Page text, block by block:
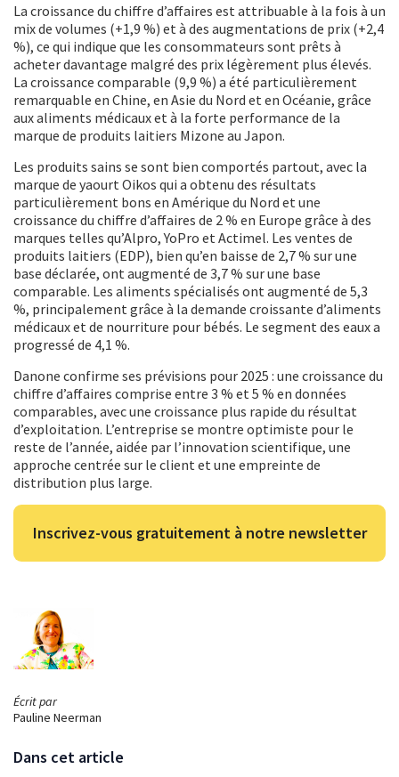
Écrit par
Pauline Neerman
Dans cet article
La croissance du chiffre d’affaires est attribuable à la fois à un
mix de volumes (+1,9 %) et à des augmentations de prix (+2,4
%), ce qui indique que les consommateurs sont prêts à
acheter davantage malgré des prix légèrement plus élevés.
La croissance comparable (9,9 %) a été particulièrement
remarquable en Chine, en Asie du Nord et en Océanie, grâce
aux aliments médicaux et à la forte performance de la
marque de produits laitiers Mizone au Japon.
Les produits sains se sont bien comportés partout, avec la
marque de yaourt Oikos qui a obtenu des résultats
particulièrement bons en Amérique du Nord et une
croissance du chiffre d’affaires de 2 % en Europe grâce à des
marques telles qu’Alpro, YoPro et Actimel. Les ventes de
produits laitiers (EDP), bien qu’en baisse de 2,7 % sur une
base déclarée, ont augmenté de 3,7 % sur une base
comparable. Les aliments spécialisés ont augmenté de 5,3
%, principalement grâce à la demande croissante d’aliments
médicaux et de nourriture pour bébés. Le segment des eaux a
progressé de 4,1 %.
Danone confirme ses prévisions pour 2025 : une croissance du
chiffre d’affaires comprise entre 3 % et 5 % en données
comparables, avec une croissance plus rapide du résultat
d’exploitation. L’entreprise se montre optimiste pour le
reste de l’année, aidée par l’innovation scientifique, une
approche centrée sur le client et une empreinte de
distribution plus large.
Inscrivez-vous gratuitement à notre newsletter